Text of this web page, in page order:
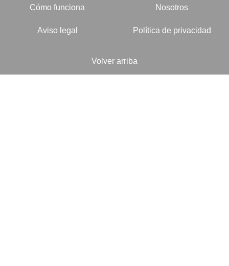
Cómo funciona Nosotros
Aviso legal Política de privacidad
Volver arriba